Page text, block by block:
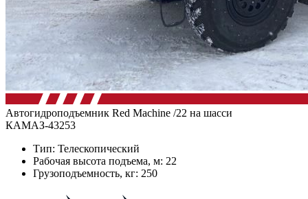
Автогидроподъемник Red Machine /22 на шасси
КАМАЗ-43253
Тип: Телескопический
Рабочая высота подъема, м: 22
Грузоподъемность, кг: 250